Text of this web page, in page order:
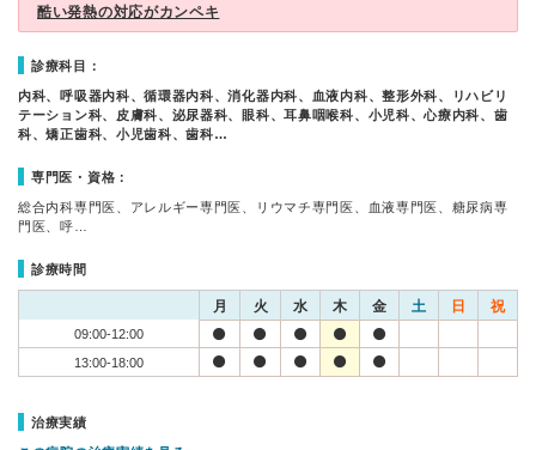
酷い発熱の対応がカンペキ
診療科目：
内科、呼吸器内科、循環器内科、消化器内科、血液内科、整形外科、リハビリ
テーション科、皮膚科、泌尿器科、眼科、耳鼻咽喉科、小児科、心療内科、歯
科、矯正歯科、小児歯科、歯科…
専門医・資格：
総合内科専門医、アレルギー専門医、リウマチ専門医、血液専門医、糖尿病専
門医、呼…
診療時間
月 火 水 木 金 土 日 祝
09:00-12:00
13:00-18:00
治療実績